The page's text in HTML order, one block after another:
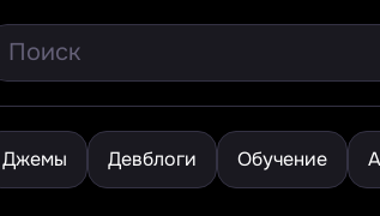
Джемы Девблоги Обучение